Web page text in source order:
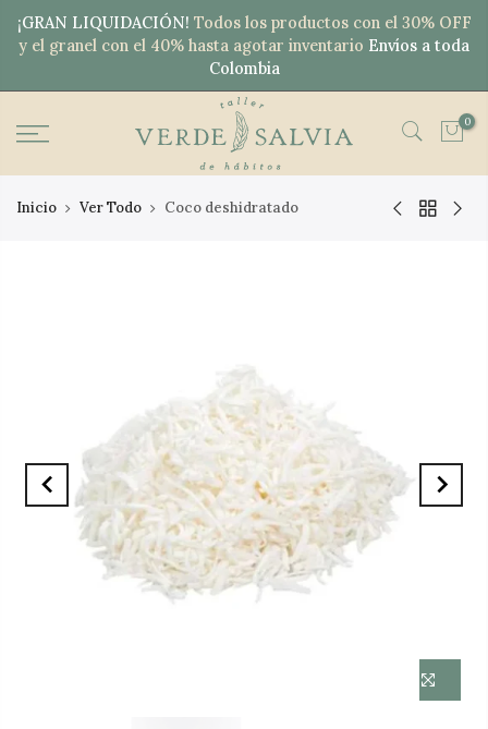
¡GRAN LIQUIDACIÓN! Todos los productos con el 30% OFF
y el granel con el 40% hasta agotar inventario Envíos a toda
Colombia
0
Inicio Ver Todo Coco deshidratado